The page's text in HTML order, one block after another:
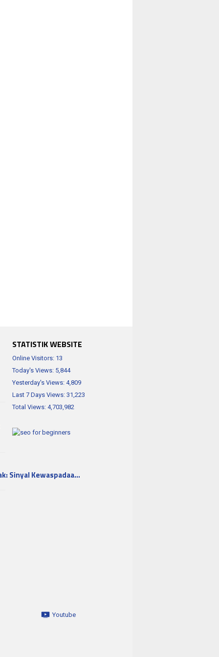
Sinyal Kewaspadaa…
STATISTIK WEBSITE
Online Visitors: 13
Today's Views: 5,844
Yesterday's Views: 4,809
Last 7 Days Views: 31,223
Total Views: 4,703,982
Youtube